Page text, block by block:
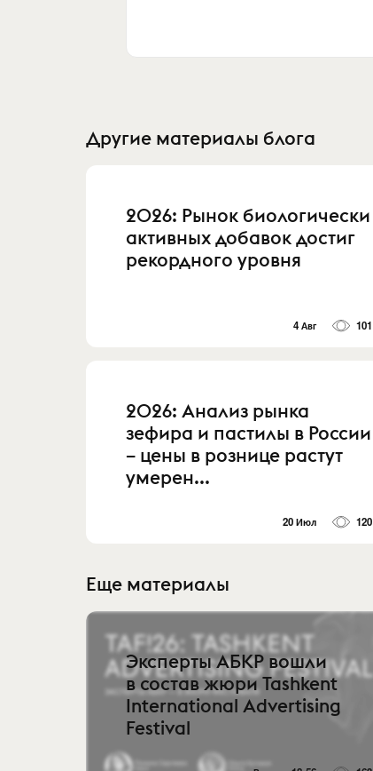
Другие материалы блога
2026: Рынок биологически
активных добавок достиг
рекордного уровня
4 Авг 101
2026: Анализ рынка
зефира и пастилы в России
– цены в рознице растут
умерен...
20 Июл 120
Еще материалы
Эксперты АБКР вошли
в состав жюри Tashkent
International Advertising
Festival